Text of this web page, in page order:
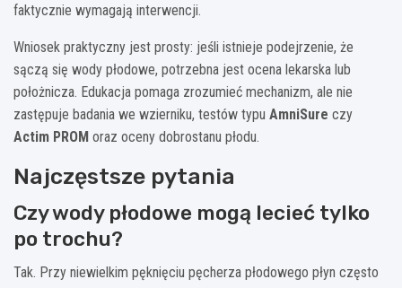
faktycznie wymagają interwencji.
Wniosek praktyczny jest prosty: jeśli istnieje podejrzenie, że
sączą się wody płodowe, potrzebna jest ocena lekarska lub
położnicza. Edukacja pomaga zrozumieć mechanizm, ale nie
zastępuje badania we wzierniku, testów typu AmniSure czy
Actim PROM oraz oceny dobrostanu płodu.
Najczęstsze pytania
Czy wody płodowe mogą lecieć tylko
po trochu?
Tak. Przy niewielkim pęknięciu pęcherza płodowego płyn często